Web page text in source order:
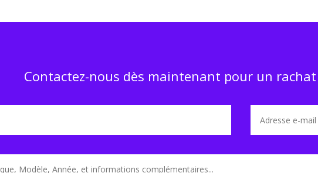
Contactez-nous dès maintenant pour un